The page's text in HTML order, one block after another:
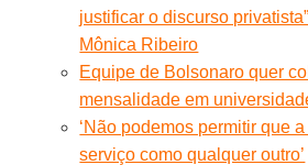
justificar o discurso
Mônica Ribeiro
Equipe de Bolsonaro quer
mensalidade em
‘Não podemos permitir que
serviço como qualquer outro’